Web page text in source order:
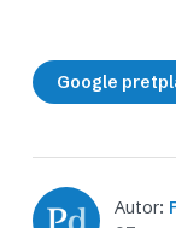
Google
Autor: